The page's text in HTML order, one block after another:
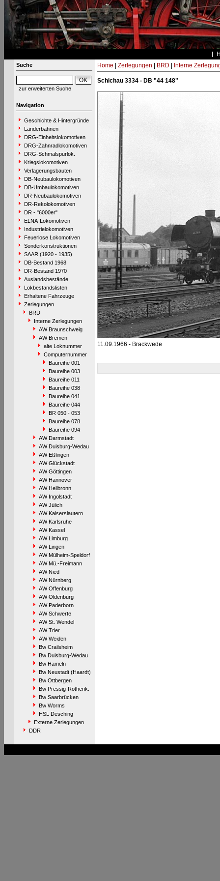
Suche
zur erweiterten Suche
Navigation
Geschichte & Hintergründe
Länderbahnen
DRG-Einheitslokomotiven
DRG-Zahnradlokomotiven
DRG-Schmalspurlok.
Kriegslokomotiven
Verlagerungsbauten
DB-Neubaulokomotiven
DB-Umbaulokomotiven
DR-Neubaulokomotiven
DR-Rekolokomotiven
DR - "6000er"
ELNA-Lokomotiven
Industrielokomotiven
Feuerlose Lokomotiven
Sonderkonstruktionen
SAAR (1920 - 1935)
DB-Bestand 1968
DR-Bestand 1970
Auslandsbestände
Lokbestandslisten
Erhaltene Fahrzeuge
Zerlegungen
BRD
Interne Zerlegungen
AW Braunschweig
AW Bremen
alte Loknummer
Computernummer
Baureihe 001
Baureihe 003
Baureihe 011
Baureihe 038
Baureihe 041
Baureihe 044
BR 050 - 053
Baureihe 078
Baureihe 094
AW Darmstadt
AW Duisburg-Wedau
AW Eßlingen
AW Glückstadt
AW Göttingen
AW Hannover
AW Heilbronn
AW Ingolstadt
AW Jülich
AW Kaiserslautern
AW Karlsruhe
AW Kassel
AW Limburg
AW Lingen
AW Mülheim-Speldorf
AW Mü.-Freimann
AW Nied
AW Nürnberg
AW Offenburg
AW Oldenburg
AW Paderborn
AW Schwerte
AW St. Wendel
AW Trier
AW Weiden
Bw Crailsheim
Bw Duisburg-Wedau
Bw Hameln
Bw Neustadt (Haardt)
Bw Ottbergen
Bw Pressig-Rothenk.
Bw Saarbrücken
Bw Worms
HSL Desching
Externe Zerlegungen
DDR
Home Zerlegungen BRD Interne
Schichau 3334 - DB "44 148"
11.09.1966 - Brackwede